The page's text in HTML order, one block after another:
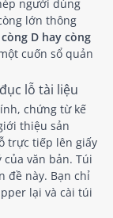
người dùng
lớn thông
D hay còng
cuốn sổ quản
lỗ tài liệu
chứng từ kế
thiệu sản
trực tiếp lên giấy
văn bản. Túi
đề này. Bạn chỉ
lại và cài túi